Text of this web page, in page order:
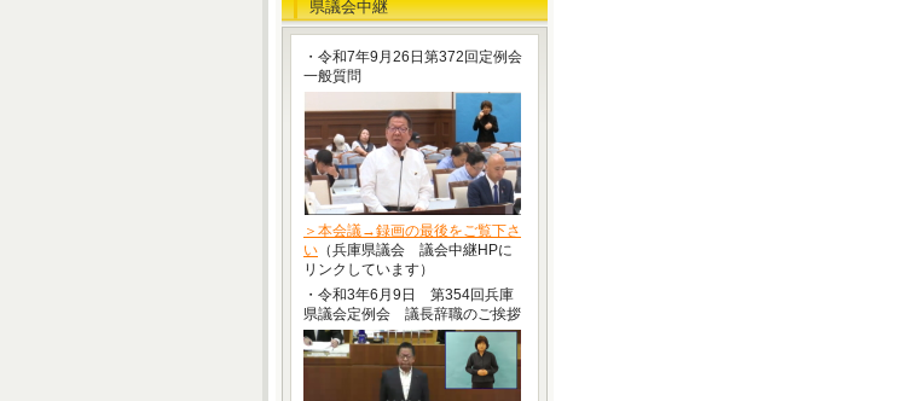
県議会中継
・令和7年9月26日第372回定例会
一般質問
＞本会議→録画の最後をご覧下さ
い （兵庫県議会 議会中継HPに
リンクしています）
・令和3年6月9日 第354回兵庫
県議会定例会 議長辞職のご挨拶